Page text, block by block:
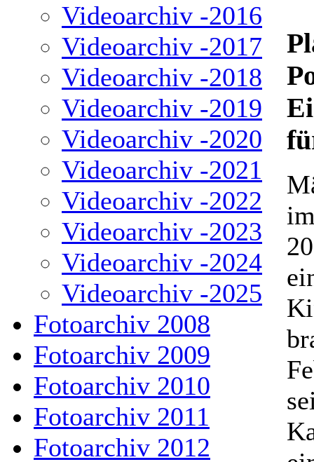
Videoarchiv -2016
Videoarchiv -2017
Videoarchiv -2018
Videoarchiv -2019
Videoarchiv -2020
Videoarchiv -2021
Videoarchiv -2022
Videoarchiv -2023
Videoarchiv -2024
Videoarchiv -2025
Fotoarchiv 2008
Fotoarchiv 2009
Fotoarchiv 2010
Fotoarchiv 2011
Fotoarchiv 2012